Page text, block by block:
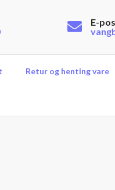
E-
Retur og henting vare